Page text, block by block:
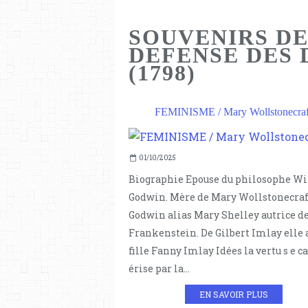
SOUVENIRS
DEFENSE DES
(1798)
FEMINISME / Mary
01/10/2025
Biographie Epouse du philosophe
Godwin. Mère de Mary
Godwin alias Mary Shelley autrice de
Frankenstein. De Gilbert Imlay elle
fille Fanny Imlay Idées la vertu s e
érise par la...
EN SAVOIR PLUS